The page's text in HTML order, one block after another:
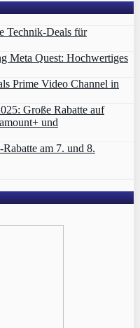
Technik-Deals für
Meta Quest: Hochwertiges
Prime Video Channel in
Große Rabatte auf
und
am 7. und 8.